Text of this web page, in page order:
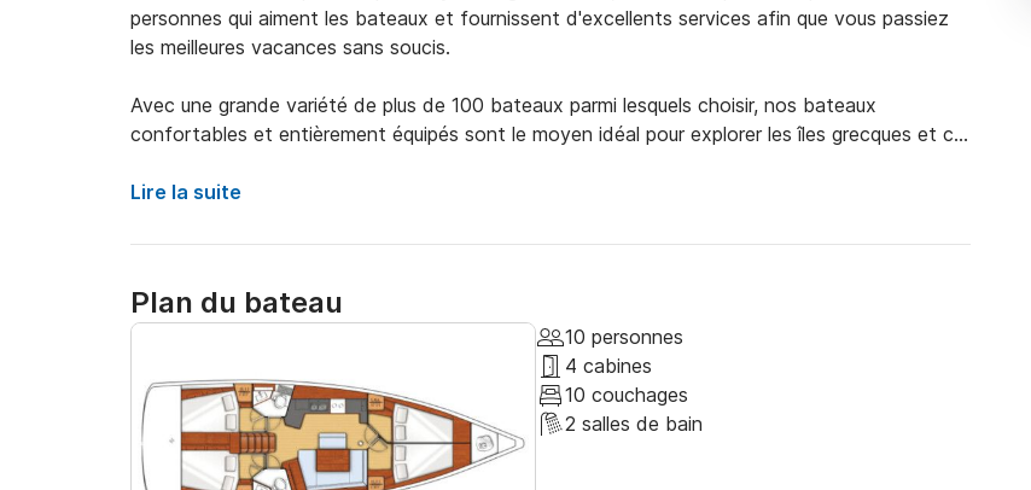
personnes qui aiment les bateaux et fournissent d'excellents services afin que vous passiez
les meilleures vacances sans soucis.
Avec une grande variété de plus de 100 bateaux parmi lesquels choisir, nos bateaux
confortables et entièrement équipés sont le moyen idéal pour explorer les îles grecques et ce
soleil, mangez de délicieux plats grecs et créez des souvenirs inoubliables avec votre groupe
conseils pour profiter pleinement de votre séjour.
Si vous avez des demandes spéciales, faites-le nous savoir et nous ferons tout pour les
satisfaire et vous fournirons également de l'aide via nos connexions pour toute activité que
Envoyez-nous un message via Click&Boat et nous serons heureux de vous voir à bord !
Lire la suite
Plan du bateau
10 personnes
4 cabines
10 couchages
2 salles de bain